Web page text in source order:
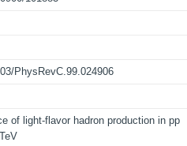
PhysRevC.99.024906
of light-flavor hadron production in pp